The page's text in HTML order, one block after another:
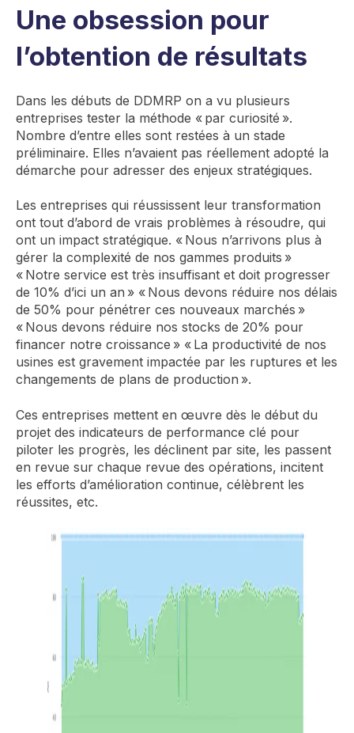
Une obsession pour
l’obtention de résultats
Dans les débuts de DDMRP on a vu plusieurs
entreprises tester la méthode « par curiosité ».
Nombre d’entre elles sont restées à un stade
préliminaire. Elles n’avaient pas réellement adopté la
démarche pour adresser des enjeux stratégiques.
Les entreprises qui réussissent leur transformation
ont tout d’abord de vrais problèmes à résoudre, qui
ont un impact stratégique. « Nous n’arrivons plus à
gérer la complexité de nos gammes produits »
« Notre service est très insuffisant et doit progresser
de 10% d’ici un an » « Nous devons réduire nos délais
de 50% pour pénétrer ces nouveaux marchés »
« Nous devons réduire nos stocks de 20% pour
financer notre croissance » « La productivité de nos
usines est gravement impactée par les ruptures et les
changements de plans de production ».
Ces entreprises mettent en œuvre dès le début du
projet des indicateurs de performance clé pour
piloter les progrès, les déclinent par site, les passent
en revue sur chaque revue des opérations, incitent
les efforts d’amélioration continue, célèbrent les
réussites, etc.